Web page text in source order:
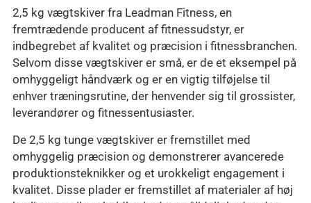
2,5 kg vægtskiver fra Leadman Fitness, en
fremtrædende producent af fitnessudstyr, er
indbegrebet af kvalitet og præcision i fitnessbranchen.
Selvom disse vægtskiver er små, er de et eksempel på
omhyggeligt håndværk og er en vigtig tilføjelse til
enhver træningsrutine, der henvender sig til grossister,
leverandører og fitnessentusiaster.
De 2,5 kg tunge vægtskiver er fremstillet med
omhyggelig præcision og demonstrerer avancerede
produktionsteknikker og et urokkeligt engagement i
kvalitet. Disse plader er fremstillet af materialer af høj